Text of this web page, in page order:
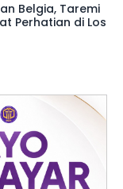
Belgia, Taremi
Perhatian di Los